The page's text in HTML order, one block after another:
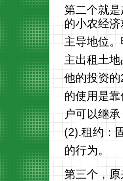
第二个就
的小农经
主导地位
主出租土
他的投资
的使用是
户可以继
(2).租约：
的行为。
第三个，